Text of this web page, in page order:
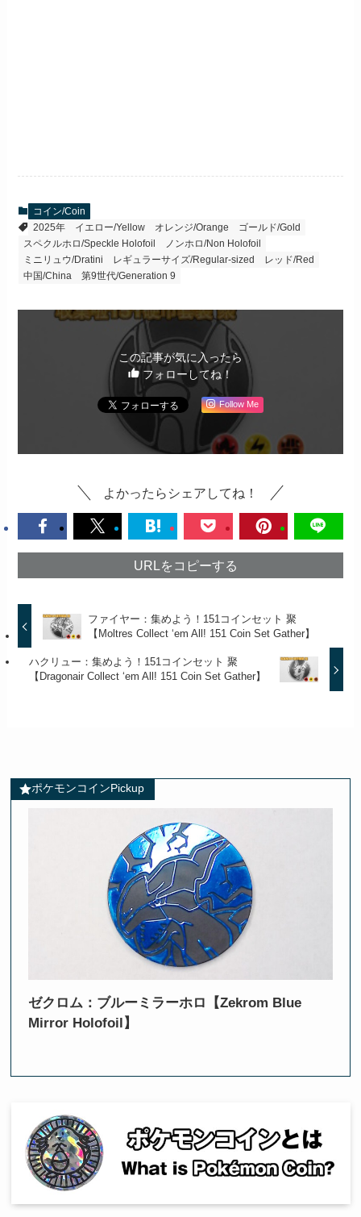
コイン/Coin
2025年
イエロー/Yellow オレンジ/Orange
ゴールド/Gold
スペクルホロ/Speckle Holofoil
ノンホロ/Non Holofoil
ミニリュウ/Dratini
レギュラーサイズ/Regular-sized
レッド/Red
中国/China
第9世代/Generation 9
この記事が気に入ったら
フォローしてね！
Follow Me
よかったらシェアしてね！
URLをコピーする
ファイヤー：集めよう！151コインセット 聚
【Moltres Collect ‘em All! 151 Coin Set Gather】
ハクリュー：集めよう！151コインセット 聚
【Dragonair Collect ‘em All! 151 Coin Set Gather】
ポケモンコインPickup
ゼクロム：ブルーミラーホロ【Zekrom Blue
Mirror Holofoil】